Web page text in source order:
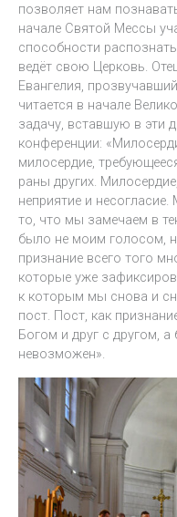
позволяет нам
начале Святой Мессы
способности
ведёт свою Церковь.
Евангелия,
читается в начале
задачу, вставшую в эти
конференции:
милосердие,
раны других.
неприятие и
то, что мы замечаем в
было не моим голосом,
признание всего того
которые уже
к которым мы снова и
пост. Пост, как
Богом и друг с другом, а
невозможен».